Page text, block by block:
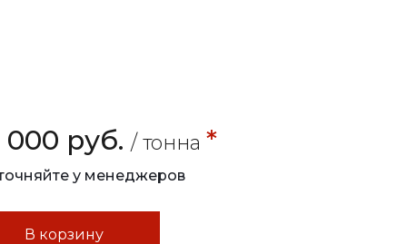
000 руб. / тонна *
у менеджеров
В корзину